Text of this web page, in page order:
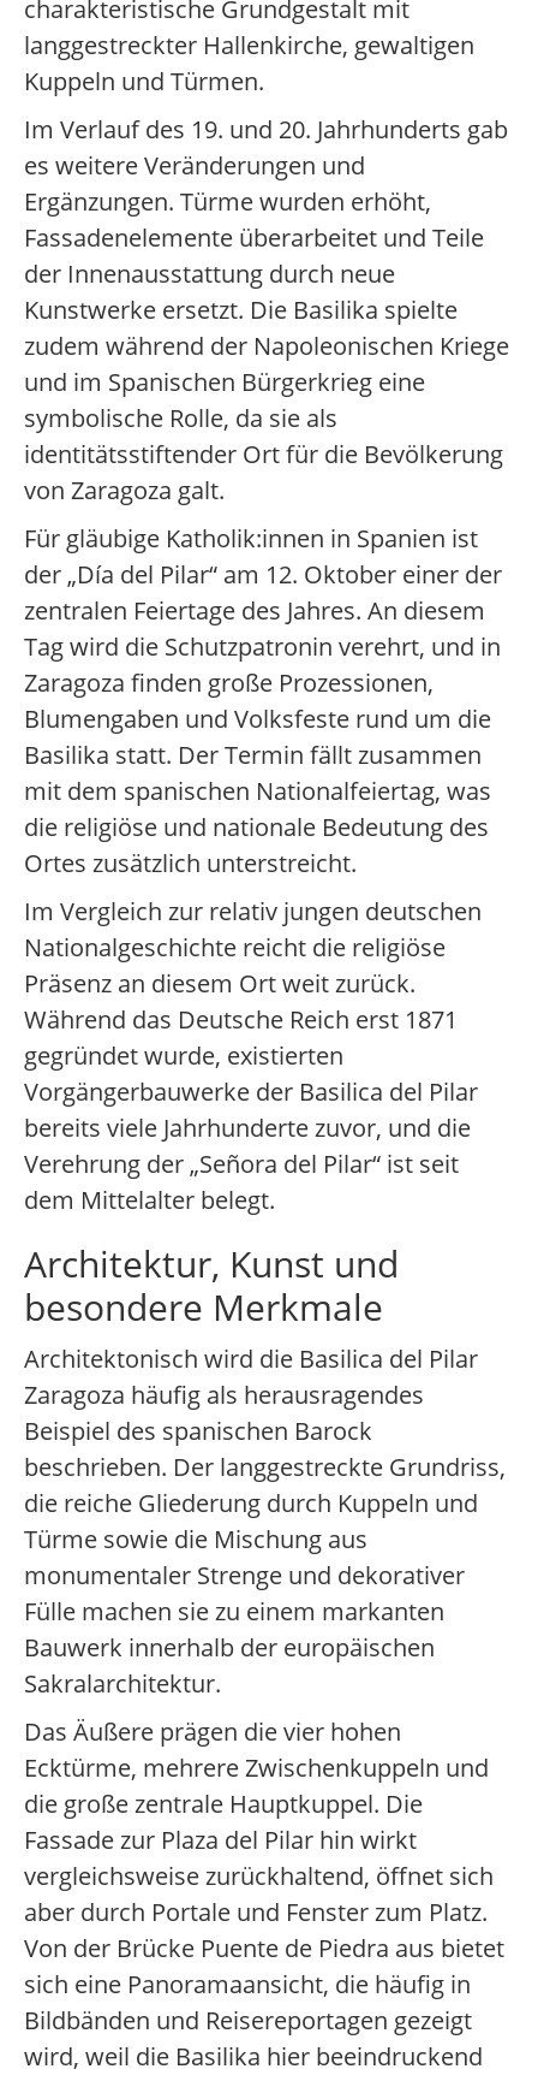
charakteristische Grundgestalt mit
langgestreckter Hallenkirche, gewaltigen
Kuppeln und Türmen.
Im Verlauf des 19. und 20. Jahrhunderts gab
es weitere Veränderungen und
Ergänzungen. Türme wurden erhöht,
Fassadenelemente überarbeitet und Teile
der Innenausstattung durch neue
Kunstwerke ersetzt. Die Basilika spielte
zudem während der Napoleonischen Kriege
und im Spanischen Bürgerkrieg eine
symbolische Rolle, da sie als
identitätsstiftender Ort für die Bevölkerung
von Zaragoza galt.
Für gläubige Katholik:innen in Spanien ist
der „Día del Pilar“ am 12. Oktober einer der
zentralen Feiertage des Jahres. An diesem
Tag wird die Schutzpatronin verehrt, und in
Zaragoza finden große Prozessionen,
Blumengaben und Volksfeste rund um die
Basilika statt. Der Termin fällt zusammen
mit dem spanischen Nationalfeiertag, was
die religiöse und nationale Bedeutung des
Ortes zusätzlich unterstreicht.
Im Vergleich zur relativ jungen deutschen
Nationalgeschichte reicht die religiöse
Präsenz an diesem Ort weit zurück.
Während das Deutsche Reich erst 1871
gegründet wurde, existierten
Vorgängerbauwerke der Basilica del Pilar
bereits viele Jahrhunderte zuvor, und die
Verehrung der „Señora del Pilar“ ist seit
dem Mittelalter belegt.
Architektur, Kunst und
besondere Merkmale
Architektonisch wird die Basilica del Pilar
Zaragoza häufig als herausragendes
Beispiel des spanischen Barock
beschrieben. Der langgestreckte Grundriss,
die reiche Gliederung durch Kuppeln und
Türme sowie die Mischung aus
monumentaler Strenge und dekorativer
Fülle machen sie zu einem markanten
Bauwerk innerhalb der europäischen
Sakralarchitektur.
Das Äußere prägen die vier hohen
Ecktürme, mehrere Zwischenkuppeln und
die große zentrale Hauptkuppel. Die
Fassade zur Plaza del Pilar hin wirkt
vergleichsweise zurückhaltend, öffnet sich
aber durch Portale und Fenster zum Platz.
Von der Brücke Puente de Piedra aus bietet
sich eine Panoramaansicht, die häufig in
Bildbänden und Reisereportagen gezeigt
wird, weil die Basilika hier beeindruckend